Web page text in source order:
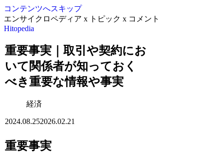
コンテンツへスキップ
エンサイクロペディア x トピック x コメント
Hitopedia
重要事実｜取引や契約にお
いて関係者が知っておく
べき重要な情報や事実
経済
2024.08.252026.02.21
重要事実